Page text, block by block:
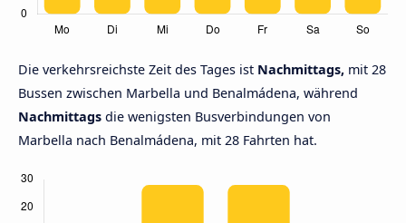
Die verkehrsreichste Zeit des Tages ist Nachmittags, mit 28
Bussen zwischen Marbella und Benalmádena, während
Nachmittags die wenigsten Busverbindungen von
Marbella nach Benalmádena, mit 28 Fahrten hat.